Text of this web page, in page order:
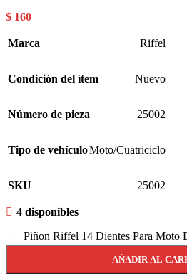
$ 160
Marca Riffel
Condición del ítem Nuevo
Número de pieza 25002
Tipo de vehículoMoto/Cuatriciclo
SKU 25002
4 disponibles
Piñon Riffel 14 Dientes Para Moto
AÑADIR AL